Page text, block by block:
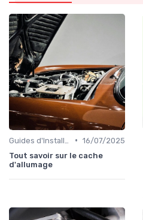
• 16/07/2025
Tout savoir sur le cache
d'allumage